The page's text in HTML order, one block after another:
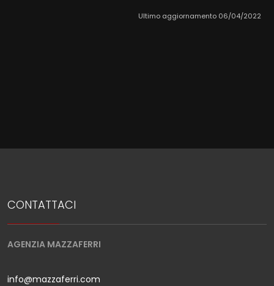
Ultimo aggiornamento 06/04/2022
CONTATTACI
AGENZIA MAZZAFERRI
info@mazzaferri.com